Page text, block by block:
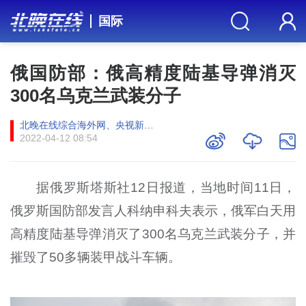
国际
俄国防部：俄高精度陆基导弹消灭
300名乌克兰武装分子
2022-04-12 08:54
据俄罗斯塔斯社12日报道，当地时间11日，
俄罗斯国防部发言人科纳申科夫表示，俄军白天用
高精度陆基导弹消灭了300名乌克兰武装分子，并
摧毁了50多辆装甲战斗车辆。